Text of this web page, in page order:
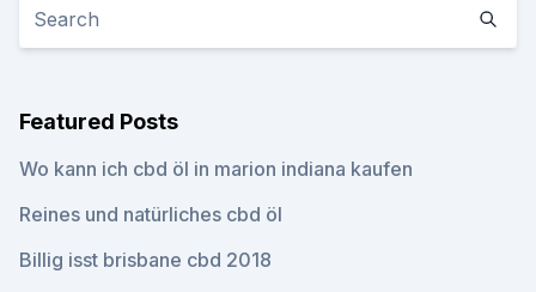
Featured Posts
Wo kann ich cbd öl in marion indiana kaufen
Reines und natürliches cbd öl
Billig isst brisbane cbd 2018